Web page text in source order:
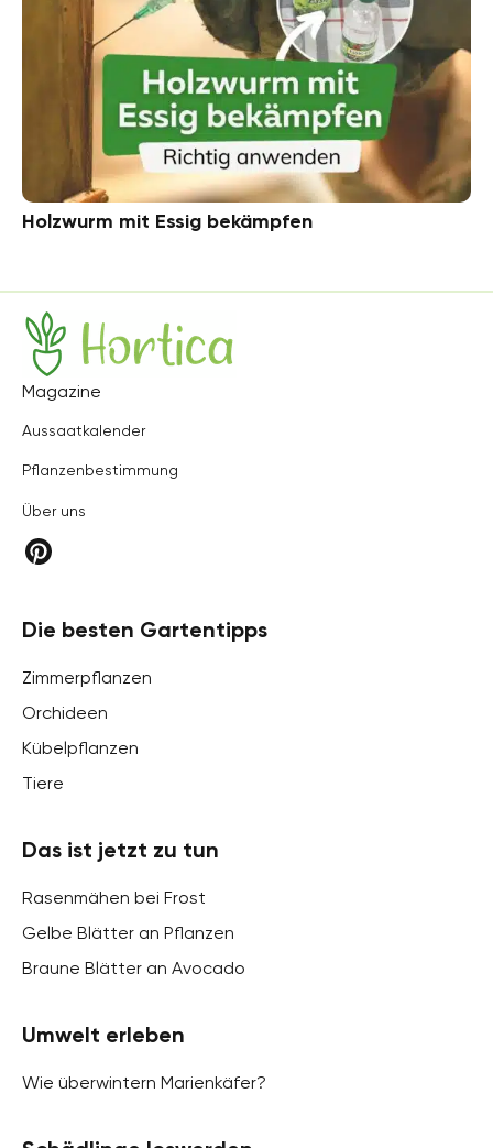
Holzwurm mit Essig bekämpfen
Hortica
Magazine
Aussaatkalender
Pflanzenbestimmung
Über uns
Die besten Gartentipps
Zimmerpflanzen
Orchideen
Kübelpflanzen
Tiere
Das ist jetzt zu tun
Rasenmähen bei Frost
Gelbe Blätter an Pflanzen
Braune Blätter an Avocado
Umwelt erleben
Wie überwintern Marienkäfer?